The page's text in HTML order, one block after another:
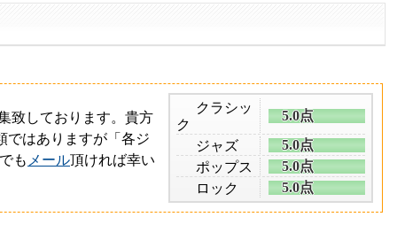
クラシッ
ク
5.0点
ジャズ
5.0点
ポップス
5.0点
ロック
5.0点
致しております。 貴方
ではありますが「各ジ
も メール頂ければ幸い